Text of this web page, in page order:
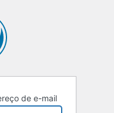
de e-mail